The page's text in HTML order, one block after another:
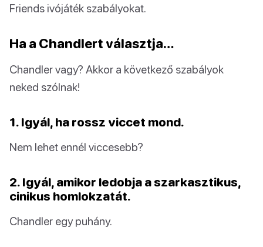
Friends ivójáték szabályokat.
Ha a Chandlert választja…
Chandler vagy? Akkor a következő szabályok
neked szólnak!
1. Igyál, ha rossz viccet mond.
Nem lehet ennél viccesebb?
2. Igyál, amikor ledobja a szarkasztikus,
cinikus homlokzatát.
Chandler egy puhány.